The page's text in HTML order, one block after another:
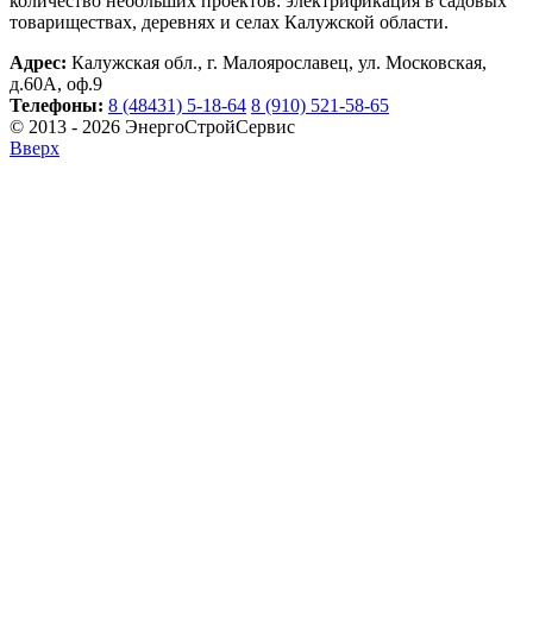
товариществах, деревнях и селах Калужской области.
Адрес: Калужская обл., г. Малоярославец, ул. Московская,
д.60А, оф.9
Телефоны: 8 (48431) 5-18-64 8 (910) 521-58-65
© 2013 - 2026 ЭнергоСтройСервис
Вверх